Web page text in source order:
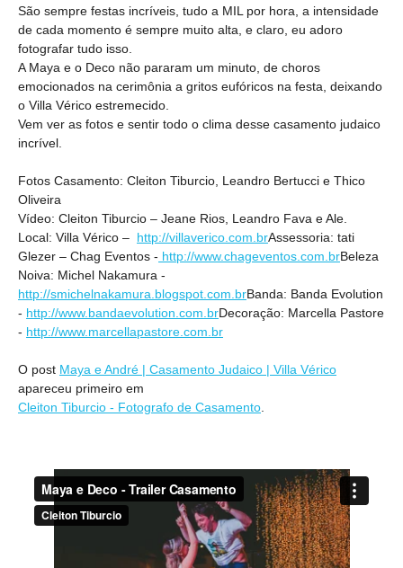
São sempre festas incríveis, tudo a MIL por hora, a intensidade
de cada momento é sempre muito alta, e claro, eu adoro
fotografar tudo isso.
A Maya e o Deco não pararam um minuto, de choros
emocionados na cerimônia a gritos eufóricos na festa, deixando
o Villa Vérico estremecido.
Vem ver as fotos e sentir todo o clima desse casamento judaico
incrível.
Fotos Casamento: Cleiton Tiburcio, Leandro Bertucci e Thico
Oliveira
Vídeo: Cleiton Tiburcio – Jeane Rios, Leandro Fava e Ale.
Local: Villa Vérico – http://villaverico.com.brAssessoria: tati
Glezer – Chag Eventos - http://www.chageventos.com.brBeleza
Noiva: Michel Nakamura -
http://smichelnakamura.blogspot.com.brBanda: Banda Evolution
- http://www.bandaevolution.com.brDecoração: Marcella Pastore
- http://www.marcellapastore.com.br
O post Maya e André | Casamento Judaico | Villa Vérico
apareceu primeiro em
Cleiton Tiburcio - Fotografo de Casamento